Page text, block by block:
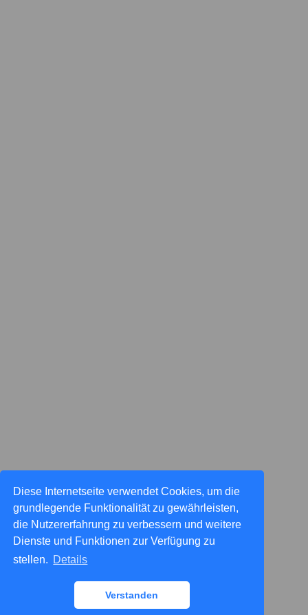
Diese Internetseite verwendet Cookies, um die
grundlegende Funktionalität zu gewährleisten,
die Nutzererfahrung zu verbessern und weitere
Dienste und Funktionen zur Verfügung zu
stellen. Details
Verstanden